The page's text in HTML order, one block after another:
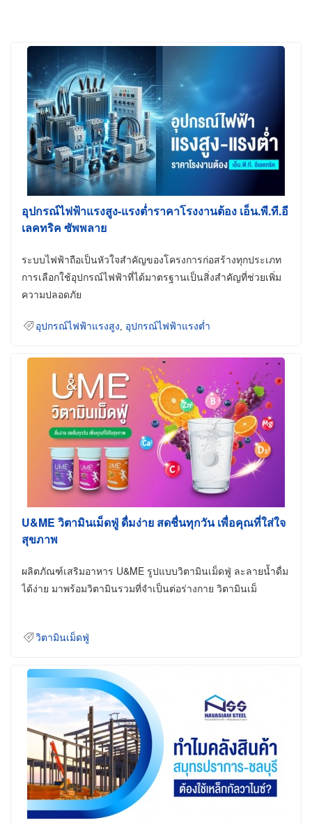
อุปกรณ์ไฟฟ้าแรงสูง-แรงต่ำราคาโรงงานต้อง เอ็น.พี.ที.อี
เลคทริค ซัพพลาย
ระบบไฟฟ้าถือเป็นหัวใจสำคัญของโครงการก่อสร้างทุกประเภท
การเลือกใช้อุปกรณ์ไฟฟ้าที่ได้มาตรฐานเป็นสิ่งสำคัญที่ช่วยเพิ่ม
ความปลอดภัย
อุปกรณ์ไฟฟ้าแรงสูง อุปกรณ์ไฟฟ้าแรงต่ำ
U&ME วิตามินเม็ดฟู่ ดื่มง่าย สดชื่นทุกวัน เพื่อคุณที่ใส่ใจ
สุขภาพ
ผลิตภัณฑ์เสริมอาหาร U&ME รูปแบบวิตามินเม็ดฟู่ ละลายน้ำดื่ม
ได้ง่าย มาพร้อมวิตามินรวมที่จำเป็นต่อร่างกาย วิตามินเม็
วิตามินเม็ดฟู่